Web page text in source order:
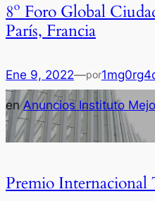
8º Foro Global
París, Francia
Ene 9, 2022—por
enAnuncios Instituto
Premio Internacional